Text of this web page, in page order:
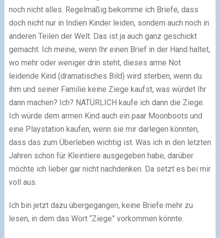
noch nicht alles. Regelmäßig bekomme ich Briefe, dass
doch nicht nur in Indien Kinder leiden, sondern auch noch in
anderen Teilen der Welt. Das ist ja auch ganz geschickt
gemacht. Ich meine, wenn Ihr einen Brief in der Hand haltet,
wo mehr oder weniger drin steht, dieses arme Not
leidende Kind (dramatisches Bild) wird sterben, wenn du
ihm und seiner Familie keine Ziege kaufst, was würdet Ihr
dann machen? Ich? NATÜRLICH kaufe ich dann die Ziege.
Ich würde dem armen Kind auch ein paar Moonboots und
eine Playstation kaufen, wenn sie mir darlegen könnten,
dass das zum Überleben wichtig ist. Was ich in den letzten
Jahren schon für Kleintiere ausgegeben habe, darüber
möchte ich lieber gar nicht nachdenken. Da setzt es bei mir
voll aus.
Ich bin jetzt dazu übergegangen, keine Briefe mehr zu
lesen, in dem das Wort “Ziege” vorkommen könnte.